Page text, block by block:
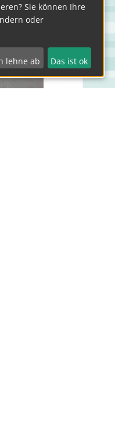
Sie können Ihre
oder
lehne ab Das ist ok